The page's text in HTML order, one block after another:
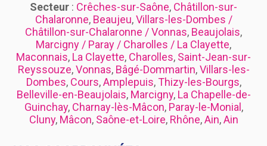
Secteur : Crêches-sur-Saône, Châtillon-sur-
Chalaronne, Beaujeu,Villars-les-Dombes /
Châtillon-sur-Chalaronne / Vonnas, Beaujolais,
Marcigny / Paray / Charolles / La Clayette,
Maconnais, La Clayette, Charolles, Saint-Jean-sur-
Reyssouze,Vonnas, Bâgé-Dommartin,Villars-les-
Dombes, Cours,Amplepuis,Thizy-les-Bourgs,
Belleville-en-Beaujolais, Marcigny, La Chapelle-de-
Guinchay, Charnay-lès-Mâcon, Paray-le-Monial ,
Cluny, Mâcon, Saône-et-Loire, Rhône,Ain,Ain